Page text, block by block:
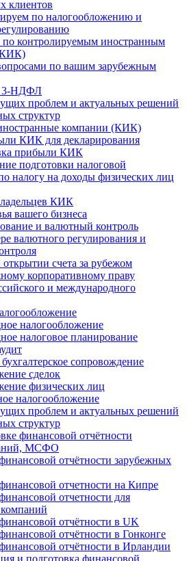
клиентов
по налогообложению и
контролируемым иностранным
по вашим зарубежным
3-НДФЛ
проблем и актуальных решений
структур
компании (КИК)
КИК для декларирования
прибыли КИК
подготовки налоговой
налогу на доходы физических лиц
КИК
вашего бизнеса
и валютный контроль
валютного регулирования и
счета за рубежом
корпоративному праву
и международного
налогообложение
налоговое планирование
сопровождение
сделок
физических лиц
налогообложение
проблем и актуальных решений
структур
финансовой отчётности
МСФО
отчётности зарубежных
отчетности на Кипре
отчетности для
отчётности в UK
отчётности в Гонконге
отчётности в Ирландии
и подготовка финансовой